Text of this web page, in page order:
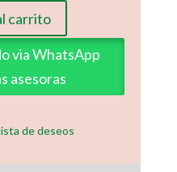
carrito
via WhatsApp
asesoras
de deseos